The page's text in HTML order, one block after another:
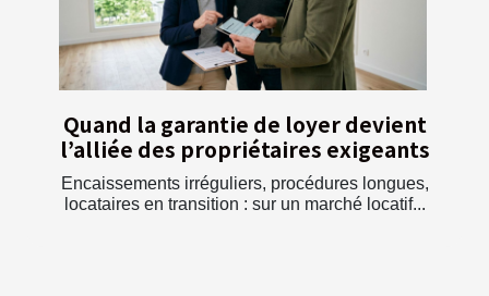
Quand la garantie de loyer devient
l’alliée des propriétaires exigeants
Encaissements irréguliers, procédures longues,
locataires en transition : sur un marché locatif...